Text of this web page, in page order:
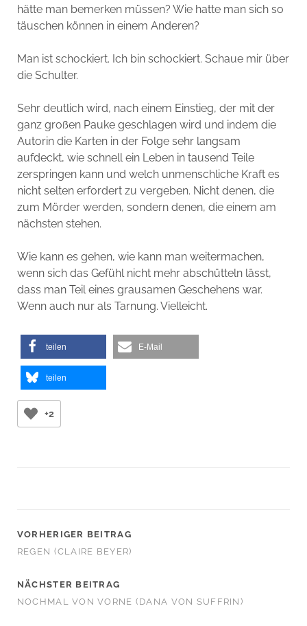
hätte man bemerken müssen? Wie hatte man sich so
täuschen können in einem Anderen?
Man ist schockiert. Ich bin schockiert. Schaue mir über
die Schulter.
Sehr deutlich wird, nach einem Einstieg, der mit der
ganz großen Pauke geschlagen wird und indem die
Autorin die Karten in der Folge sehr langsam
aufdeckt, wie schnell ein Leben in tausend Teile
zerspringen kann und welch unmenschliche Kraft es
nicht selten erfordert zu vergeben. Nicht denen, die
zum Mörder werden, sondern denen, die einem am
nächsten stehen.
Wie kann es gehen, wie kann man weitermachen,
wenn sich das Gefühl nicht mehr abschütteln lässt,
dass man Teil eines grausamen Geschehens war.
Wenn auch nur als Tarnung. Vielleicht.
teilen E-Mail
teilen
+2
VORHERIGER BEITRAG
REGEN (CLAIRE BEYER)
NÄCHSTER BEITRAG
NOCHMAL VON VORNE (DANA VON SUFFRIN)